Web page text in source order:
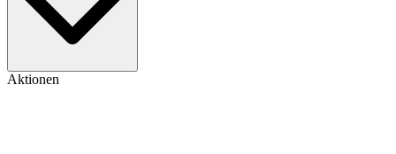
Aktionen